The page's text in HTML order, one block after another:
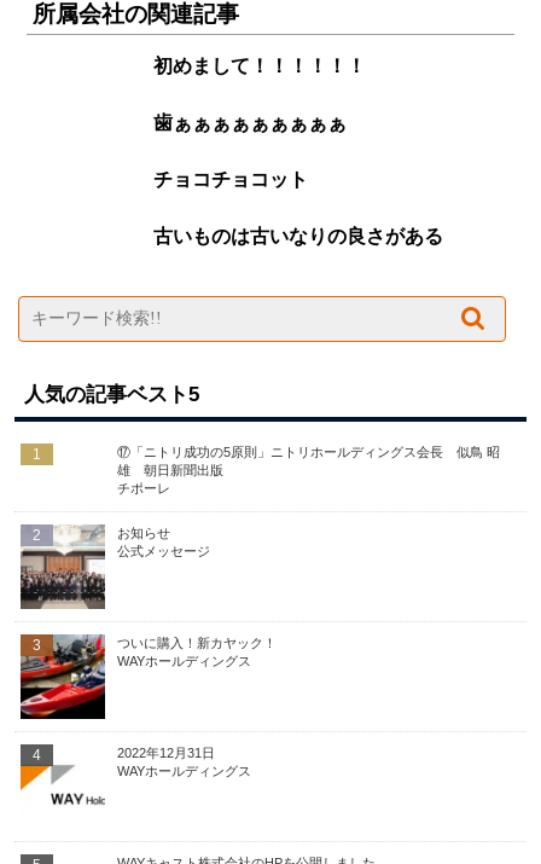
所属会社の関連記事
初めまして！！！！！！
歯ぁぁぁぁぁぁぁぁぁ
チョコチョコット
古いものは古いなりの良さがある
人気の記事ベスト5
1
⑰「ニトリ成功の5原則」ニトリホールディングス会長 似鳥 昭
雄 朝日新聞出版
チポーレ
2
お知らせ
公式メッセージ
3
ついに購入！新カヤック！
WAYホールディングス
4
2022年12月31日
WAYホールディングス